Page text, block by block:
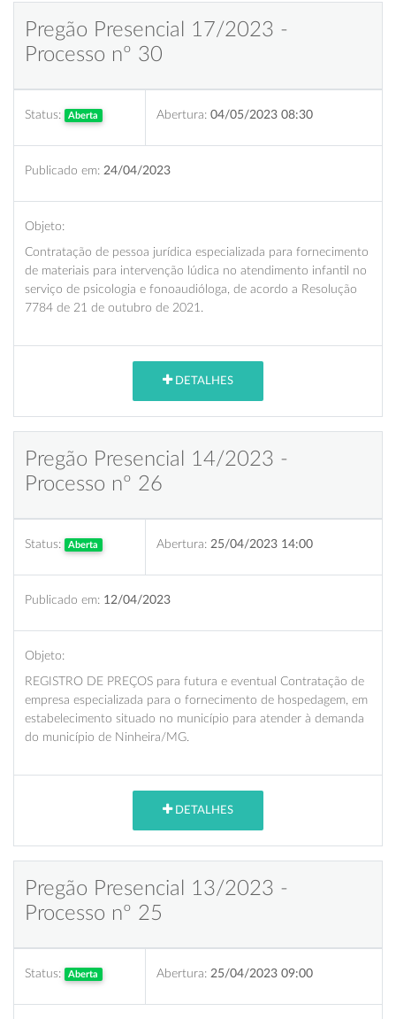
Pregão Presencial 17/2023 -
Processo nº 30
Status: Aberta Abertura: 04/05/2023 08:30
Publicado em: 24/04/2023
Objeto:
Contratação de pessoa jurídica especializada para fornecimento
de materiais para intervenção lúdica no atendimento infantil no
serviço de psicologia e fonoaudióloga, de acordo a Resolução
7784 de 21 de outubro de 2021.
DETALHES
Pregão Presencial 14/2023 -
Processo nº 26
Status: Aberta Abertura: 25/04/2023 14:00
Publicado em: 12/04/2023
Objeto:
REGISTRO DE PREÇOS para futura e eventual Contratação de
empresa especializada para o fornecimento de hospedagem, em
estabelecimento situado no município para atender à demanda
do município de Ninheira/MG.
DETALHES
Pregão Presencial 13/2023 -
Processo nº 25
Status: Aberta Abertura: 25/04/2023 09:00